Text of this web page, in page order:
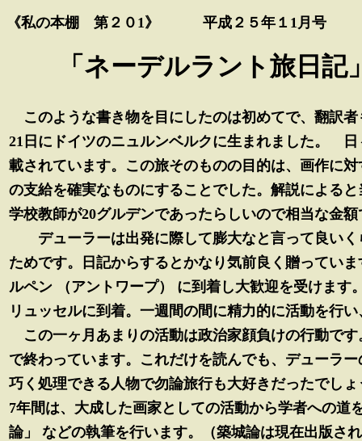
《私の本棚 第２０1》 平成２５年１1月号
「ネーデルラント旅日
このような書き物を目にしたのは初めてで、翻訳
21日にドイツのニュルンベルクに生まれました。
載されています。この旅そのものの目的は、画作に
の支給を確実なものにすることでした。解説による
学校教師が20グルデンであったらしいので相当な金額
デューラーは出発に際して膨大なと言って良いく
ためです。日記からするとかなり気前良く贈ってい
ルペン （アントワープ） に到着し大歓迎を受けます
リュッセルに到着。一週間の間に精力的に活動を行
この一ヶ月あまりの活動は政治家顔負けの行動で
で終わっています。これだけを読んでも、デューラ
巧く処理できる人物で勿論旅行も大好きだったでし
7年間は、大成した画家としての活動から学者への
論」 などの執筆を行います。（築城論は現在出版